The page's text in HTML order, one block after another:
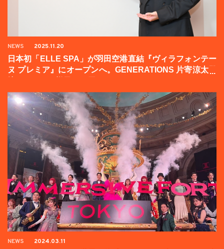
NEWS 2025.11.20
日本初「ELLE SPA」が羽田空港直結『ヴィラフォンテー
ヌ プレミア』にオープンへ。GENERATIONS 片寄涼太登
NEWS 2024.03.11